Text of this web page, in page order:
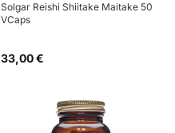
Solgar Reishi Shiitake Maitake 50
VCaps
33,00 €